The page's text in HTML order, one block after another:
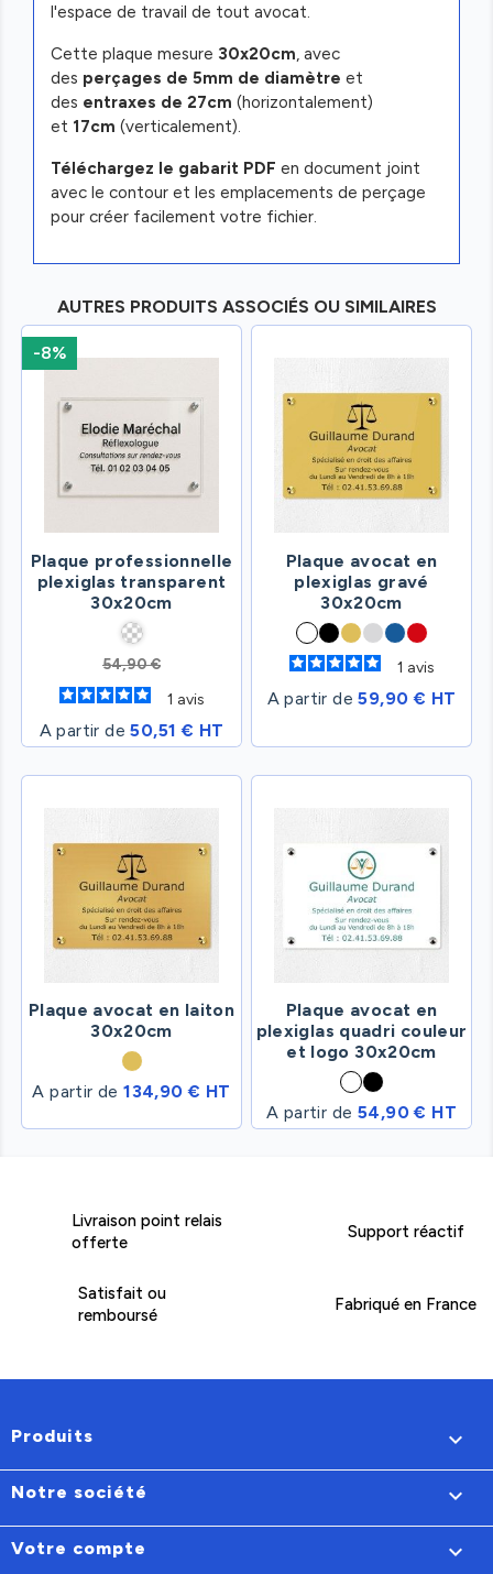
l'espace de travail de tout avocat.
Cette plaque mesure 30x20cm, avec
des perçages de 5mm de diamètre et
des entraxes de 27cm (horizontalement)
et 17cm (verticalement).
Téléchargez le gabarit PDF en document joint
avec le contour et les emplacements de perçage
pour créer facilement votre fichier.
AUTRES PRODUITS ASSOCIÉS OU SIMILAIRES
Plaque professionnelle
plexiglas transparent
30x20cm
54,90 €
1 avis
A partir de50,51 € HT
-8%
Plaque avocat en
plexiglas gravé
30x20cm
1 avis
A partir de59,90 € HT
Plaque avocat en laiton
30x20cm
A partir de134,90 € HT
Plaque avocat en
plexiglas quadri couleur
et logo 30x20cm
A partir de 54,90 € HT
Livraison point relais
offerte
Support réactif
Satisfait ou
remboursé
Fabriqué en France
Produits 
Notre société 
Votre compte 